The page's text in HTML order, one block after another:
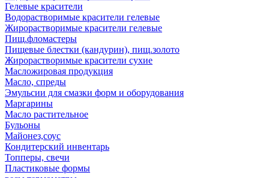
Гелевые красители
Водорастворимые красители гелевые
Жирорастворимые красители гелевые
Пищ.фломастеры
Пищевые блестки (кандурин), пищ.золото
Жирорастворимые красители сухие
Масложировая продукция
Масло, спреды
Эмульсии для смазки форм и оборудования
Маргарины
Масло растительное
Бульоны
Майонез,соус
Кондитерский инвентарь
Топперы, свечи
Пластиковые формы